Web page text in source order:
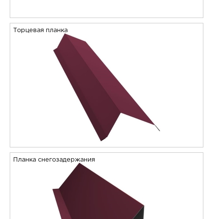
Торцевая планка
Планка снегозадержания